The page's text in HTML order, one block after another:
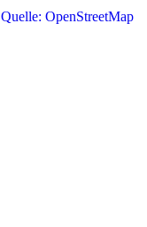
Quelle: OpenStreetMap